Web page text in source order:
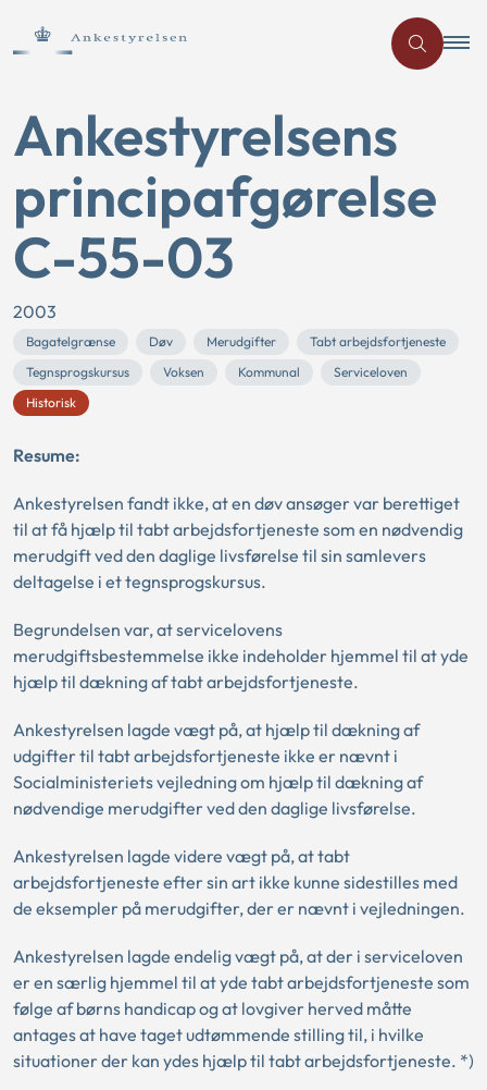
Ankestyrelsens
principafgørelse
C-55-03
2003
Bagatelgrænse Døv Merudgifter
Tabt arbejdsfortjeneste
Tegnsprogskursus
Voksen Kommunal
Serviceloven
Historisk
Resume:
Ankestyrelsen fandt ikke, at en døv ansøger var berettiget
til at få hjælp til tabt arbejdsfortjeneste som en nødvendig
merudgift ved den daglige livsførelse til sin samlevers
deltagelse i et tegnsprogskursus.
Begrundelsen var, at servicelovens
merudgiftsbestemmelse ikke indeholder hjemmel til at yde
hjælp til dækning af tabt arbejdsfortjeneste.
Ankestyrelsen lagde vægt på, at hjælp til dækning af
udgifter til tabt arbejdsfortjeneste ikke er nævnt i
Socialministeriets vejledning om hjælp til dækning af
nødvendige merudgifter ved den daglige livsførelse.
Ankestyrelsen lagde videre vægt på, at tabt
arbejdsfortjeneste efter sin art ikke kunne sidestilles med
de eksempler på merudgifter, der er nævnt i vejledningen.
Ankestyrelsen lagde endelig vægt på, at der i serviceloven
er en særlig hjemmel til at yde tabt arbejdsfortjeneste som
følge af børns handicap og at lovgiver herved måtte
antages at have taget udtømmende stilling til, i hvilke
situationer der kan ydes hjælp til tabt arbejdsfortjeneste. *)